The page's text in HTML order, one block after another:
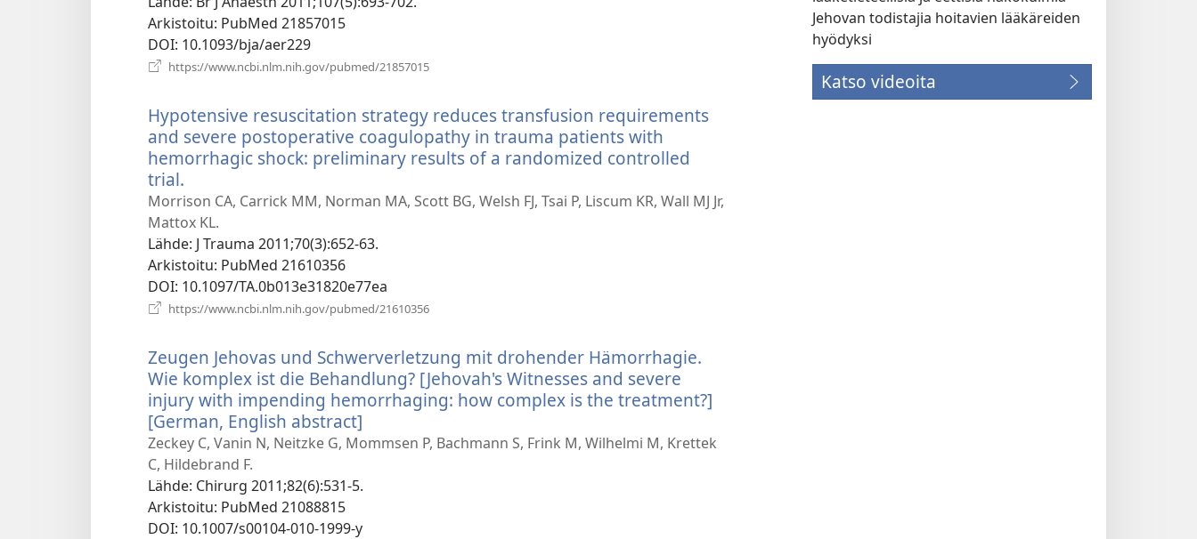
Arkistoitu‎: PubMed 21857015
DOI‎: 10.1093/bja/aer229
https://www.ncbi.nlm.nih.gov/pubmed/21857015
Hypotensive resuscitation strategy reduces transfusion requirements
and severe postoperative coagulopathy in trauma patients with
hemorrhagic shock: preliminary results of a randomized controlled
trial.
uuden
ikkunan)
Morrison CA, Carrick MM, Norman MA, Scott BG, Welsh FJ, Tsai P, Liscum KR, Wall MJ Jr,
Mattox KL.
Lähde‎: J Trauma 2011;70(3):652-63.
Arkistoitu‎: PubMed 21610356
DOI‎: 10.1097/TA.0b013e31820e77ea
https://www.ncbi.nlm.nih.gov/pubmed/21610356
Zeugen Jehovas und Schwerverletzung mit drohender Hämorrhagie.
Wie komplex ist die Behandlung? [Jehovah's Witnesses and severe
injury with impending hemorrhaging: how complex is the treatment?]
[German, English abstract]
uuden
Zeckey C, Vanin N, Neitzke G, Mommsen P, Bachmann S, Frink M, Wilhelmi M, Krettek
C, Hildebrand F.
Lähde‎: Chirurg 2011;82(6):531-5.
Arkistoitu‎: PubMed 21088815
DOI‎: 10.1007/s00104-010-1999-y
Jehovan todistajia hoitavien lääkäreiden
hyödyksi
Katso videoita